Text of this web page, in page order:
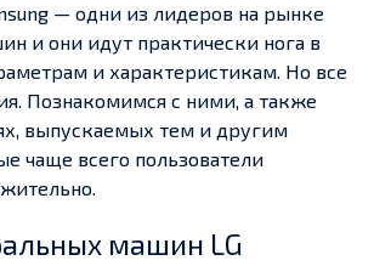
— одни из лидеров на рынке
и они идут практически нога в
и характеристикам. Но все
Познакомимся с ними, а также
выпускаемых тем и другим
чаще всего пользователи
машин LG